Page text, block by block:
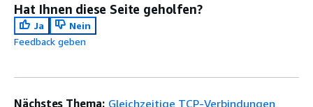
Hat Ihnen diese Seite geholfen?
Ja
Nein
Feedback geben
Nächstes Thema: Gleichzeitige TCP-Verbindungen